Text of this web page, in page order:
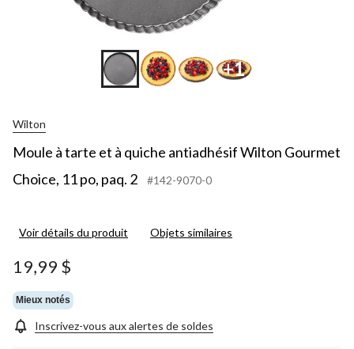
+1
Wilton
Moule à tarte et à quiche antiadhésif Wilton Gourmet
Choice, 11 po, paq. 2
#142-9070-0
Voir détails du produit Objets similaires
19,99 $
Mieux notés
Inscrivez-vous aux alertes de soldes